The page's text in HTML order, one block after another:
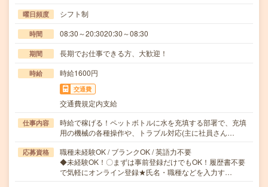
曜日頻度 シフト制
時間 08:30～20:3020:30～08:30
期間 長期でお仕事できる方、大歓迎！
時給 時給1600円
交通費
交通費規定内支給
仕事内容
時給で稼げる！ペットボトルに水を充填する部署で、充填
用の機械の各種操作や、トラブル対応(主に社員さん…
応募資格
職種未経験OK / ブランクOK / 英語力不要
◆未経験OK！〇まずは事前登録だけでもOK！履歴書不要
で気軽にオンライン登録★氏名・職種などを入力す…